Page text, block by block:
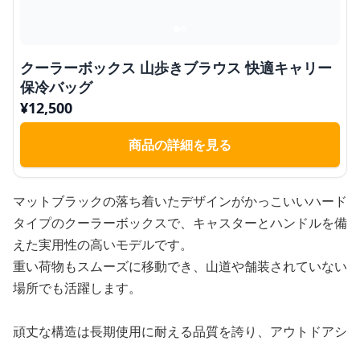
クーラーボックス 山歩きブラウス 快適キャリー
保冷バッグ
¥12,500
商品の詳細を見る
マットブラックの落ち着いたデザインがかっこいいハード
タイプのクーラーボックスで、キャスターとハンドルを備
えた実用性の高いモデルです。
重い荷物もスムーズに移動でき、山道や舗装されていない
場所でも活躍します。
頑丈な構造は長期使用に耐える品質を誇り、アウトドアシ